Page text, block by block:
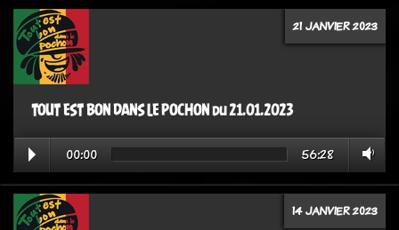
21 JANVIER 2023
TOUT EST BON DANS LE POCHON du 21.01.2023
00:00 56:28
14 JANVIER 2023